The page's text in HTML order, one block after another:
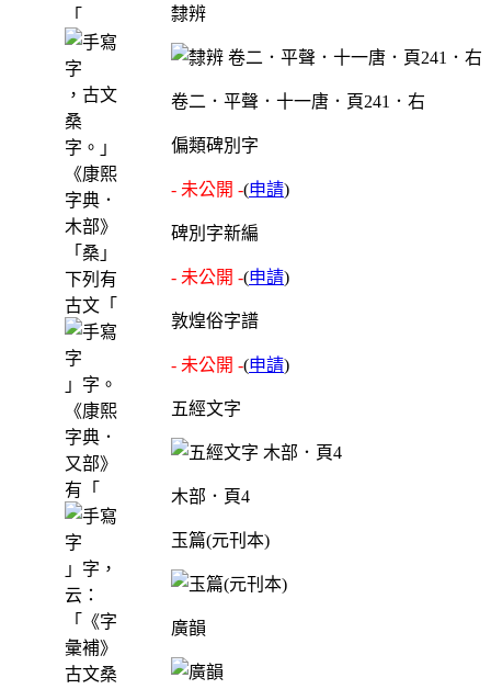
「
，古文
桑
字。」
《康熙
字典．
木部》
「桑」
下列有
古文「
」字。
《康熙
字典．
又部》
有「
」字，
云：
「《字
彙補》
古文桑
隸辨
卷二．平聲．十一唐．頁241．右
偏類碑別字
- 未公開 -(申請)
碑別字新編
- 未公開 -(申請)
敦煌俗字譜
- 未公開 -(申請)
五經文字
木部．頁4
玉篇(元刊本)
廣韻